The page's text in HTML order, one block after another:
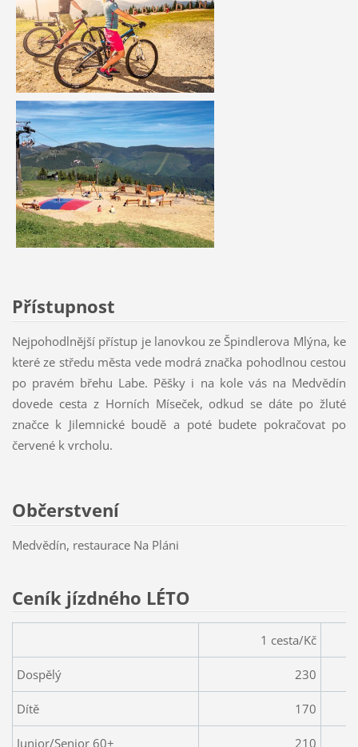
Přístupnost
Nejpohodlnější přístup je lanovkou ze Špindlerova Mlýna, ke
které ze středu města vede modrá značka pohodlnou cestou
po pravém břehu Labe. Pěšky i na kole vás na Medvědín
dovede cesta z Horních Míseček, odkud se dáte po žluté
značce k Jilemnické boudě a poté budete pokračovat po
červené k vrcholu.
Občerstvení
Medvědín, restaurace Na Pláni
Ceník jízdného LÉTO
1 cesta/Kč
Dospělý 230
Dítě 170
Junior/Senior 60+ 210